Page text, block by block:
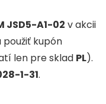
JSD5-A1-02 v akcii
použiť kupón
len pre sklad PL).
1-31.